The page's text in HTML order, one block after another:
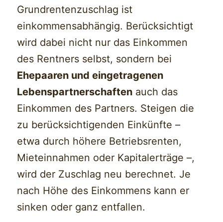
Grundrentenzuschlag ist
einkommensabhängig. Berücksichtigt
wird dabei nicht nur das Einkommen
des Rentners selbst, sondern bei
Ehepaaren und eingetragenen
Lebenspartnerschaften auch das
Einkommen des Partners. Steigen die
zu berücksichtigenden Einkünfte –
etwa durch höhere Betriebsrenten,
Mieteinnahmen oder Kapitalerträge –,
wird der Zuschlag neu berechnet. Je
nach Höhe des Einkommens kann er
sinken oder ganz entfallen.